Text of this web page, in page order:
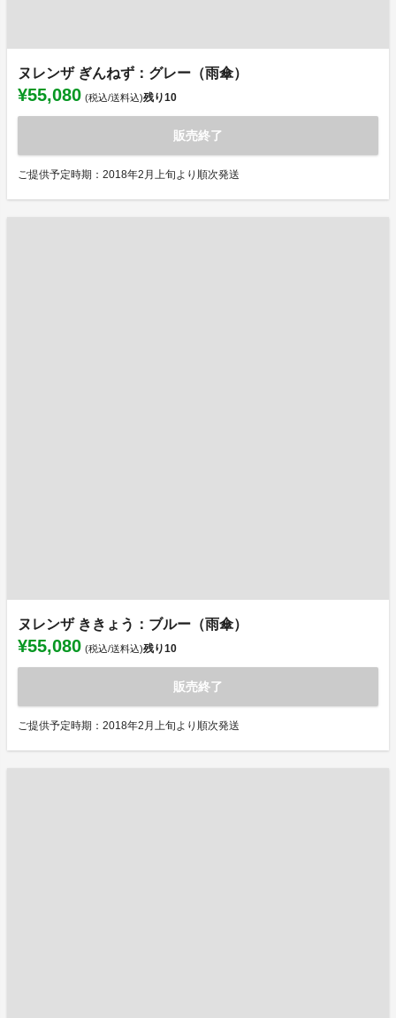
ヌレンザ ぎんねず：グレー（雨傘）
¥55,080 (税込/送料込)残り10
販売終了
ご提供予定時期：2018年2月上旬より順次発送
ヌレンザ ききょう：ブルー（雨傘）
¥55,080 (税込/送料込)残り10
販売終了
ご提供予定時期：2018年2月上旬より順次発送